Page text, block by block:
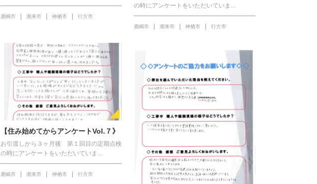
鹿嶋市 潮来市 神栖市 行方市
の時にアンケートをいただいていま…
鹿嶋市 潮来市 神栖市 行方市
【住み始めてからアンケートVol.７》
お引渡しから３ヶ月後 第１回目の定期点検
の時にアンケートをいただいていま…
鹿嶋市 潮来市 神栖市 行方市